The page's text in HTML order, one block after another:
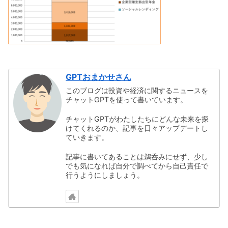
GPTおまかせさん
このブログは投資や経済に関するニュースを
チャットGPTを使って書いています。
チャットGPTがわたしたちにどんな未来を探
けてくれるのか、記事を日々アップデートし
ていきます。
記事に書いてあることは鵜呑みにせず、少し
でも気になれば自分で調べてから自己責任で
行うようにしましょう。